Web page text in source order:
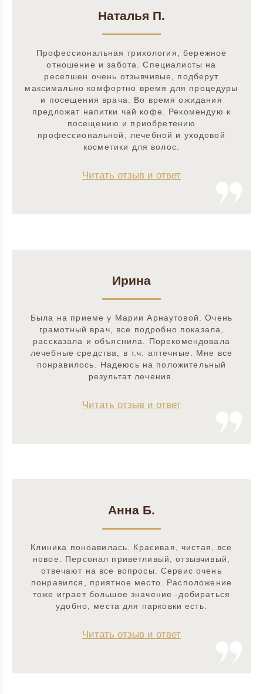
Наталья П.
Профессиональная трихология, бережное
отношение и забота. Специалисты на
ресепшен очень отзывчивые, подберут
максимально комфортно время для процедуры
и посещения врача. Во время ожидания
предложат напитки чай кофе. Рекомендую к
посещению и приобретению
профессиональной, лечебной и уходовой
косметики для волос.
Читать отзыв и ответ
Ирина
Была на приеме у Марии Арнаутовой. Очень
грамотный врач, все подробно показала,
рассказала и объяснила. Порекомендовала
лечебные средства, в т.ч. аптечные. Мне все
понравилось. Надеюсь на положительный
результат лечения.
Читать отзыв и ответ
Анна Б.
Клиника поноавилась. Красивая, чистая, все
новое. Персонал приветливый, отзывчивый,
отвечают на все вопросы. Сервис очень
понравился, приятное место. Расположение
тоже играет большое значение -добираться
удобно, места для парковки есть.
Читать отзыв и ответ